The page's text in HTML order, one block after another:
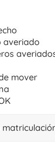
averiado
mover